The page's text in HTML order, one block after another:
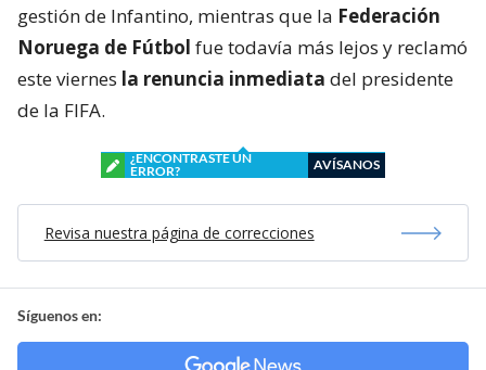
gestión de Infantino, mientras que la Federación
Noruega de Fútbol fue todavía más lejos y reclamó
este viernes la renuncia inmediata del presidente
de la FIFA.
¿ENCONTRASTE UN
ERROR?
AVÍSANOS
Revisa nuestra página de correcciones
Síguenos en: